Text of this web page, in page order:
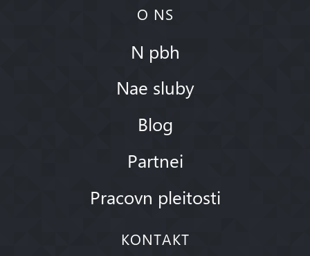
O NS
N pbh
Nae sluby
Blog
Partnei
Pracovn pleitosti
KONTAKT